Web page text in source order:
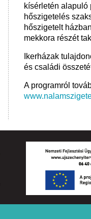
kísérletén alapuló
hőszigetelés
hőszigetelt
mekkora részét
Ikerházak
és családi
A programról